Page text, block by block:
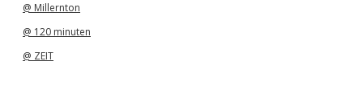
@ Millernton
@ 120 minuten
@ ZEIT